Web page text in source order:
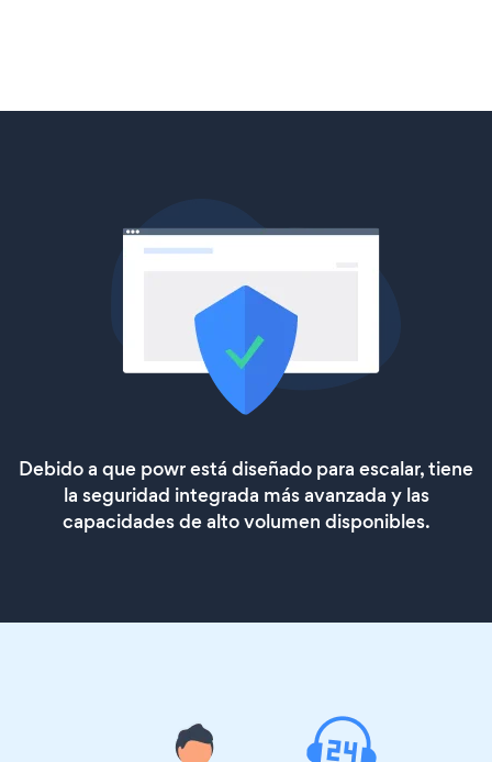
Debido a que powr está diseñado para escalar, tiene
la seguridad integrada más avanzada y las
capacidades de alto volumen disponibles.